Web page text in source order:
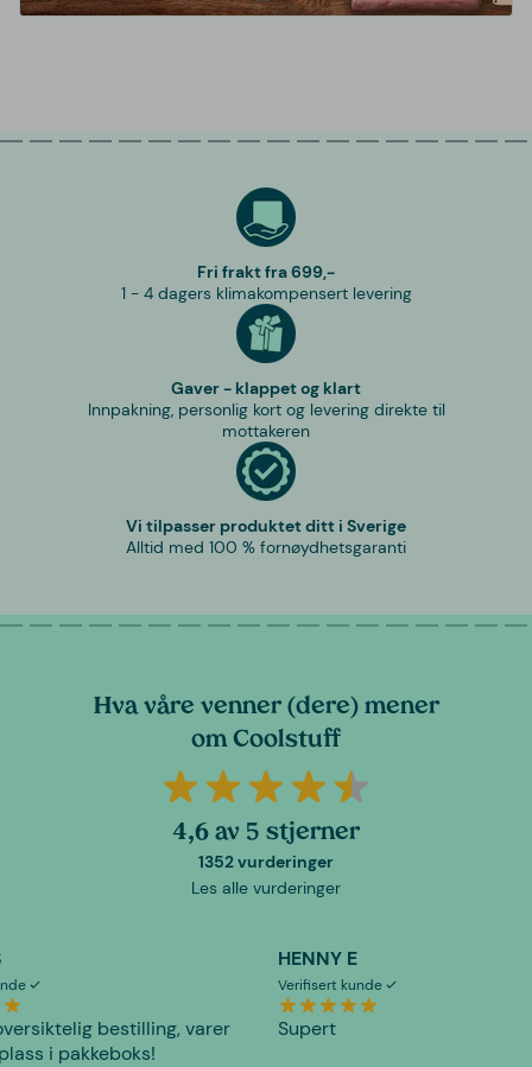
Fri frakt fra 699,-
1 - 4 dagers klimakompensert levering
Gaver - klappet og klart
Innpakning, personlig kort og levering direkte til
mottakeren
Vi tilpasser produktet ditt i Sverige
Alltid med 100 % fornøydhetsgaranti
Hva våre venner (dere) mener
om Coolstuff
4,6 av 5 stjerner
1352 vurderinger
Les alle vurderinger
bestilling, varer
i pakkeboks!
HENNY E
Verifisert kunde
Supert